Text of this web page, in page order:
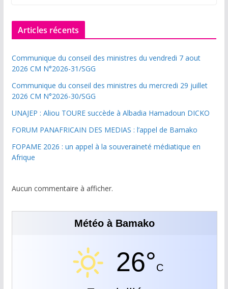
Articles récents
Communique du conseil des ministres du vendredi 7 aout
2026 CM N°2026-31/SGG
Communique du conseil des ministres du mercredi 29 juillet
2026 CM N°2026-30/SGG
UNAJEP : Aliou TOURE succède à Albadia Hamadoun DICKO
FORUM PANAFRICAIN DES MEDIAS : l’appel de Bamako
FOPAME 2026 : un appel à la souveraineté médiatique en
Afrique
Aucun commentaire à afficher.
Météo à Bamako
26°C